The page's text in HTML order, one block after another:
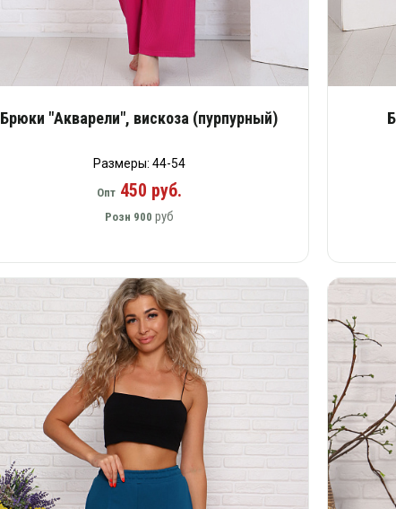
Брюки "Акварели", вискоза (пурпурный)
Размеры: 44-54
Опт450 руб.
Розн 900 руб